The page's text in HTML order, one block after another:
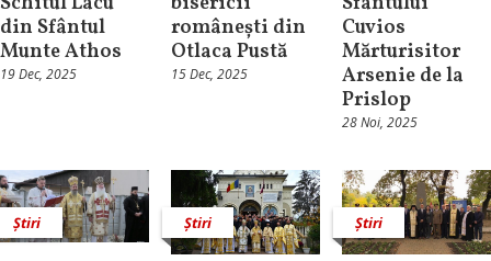
din Sfântul
Munte Athos
19 Dec, 2025
românești din
Otlaca Pustă
15 Dec, 2025
Cuvios
Mărturisitor
Arsenie de la
Prislop
28 Noi, 2025
Știri Știri Știri